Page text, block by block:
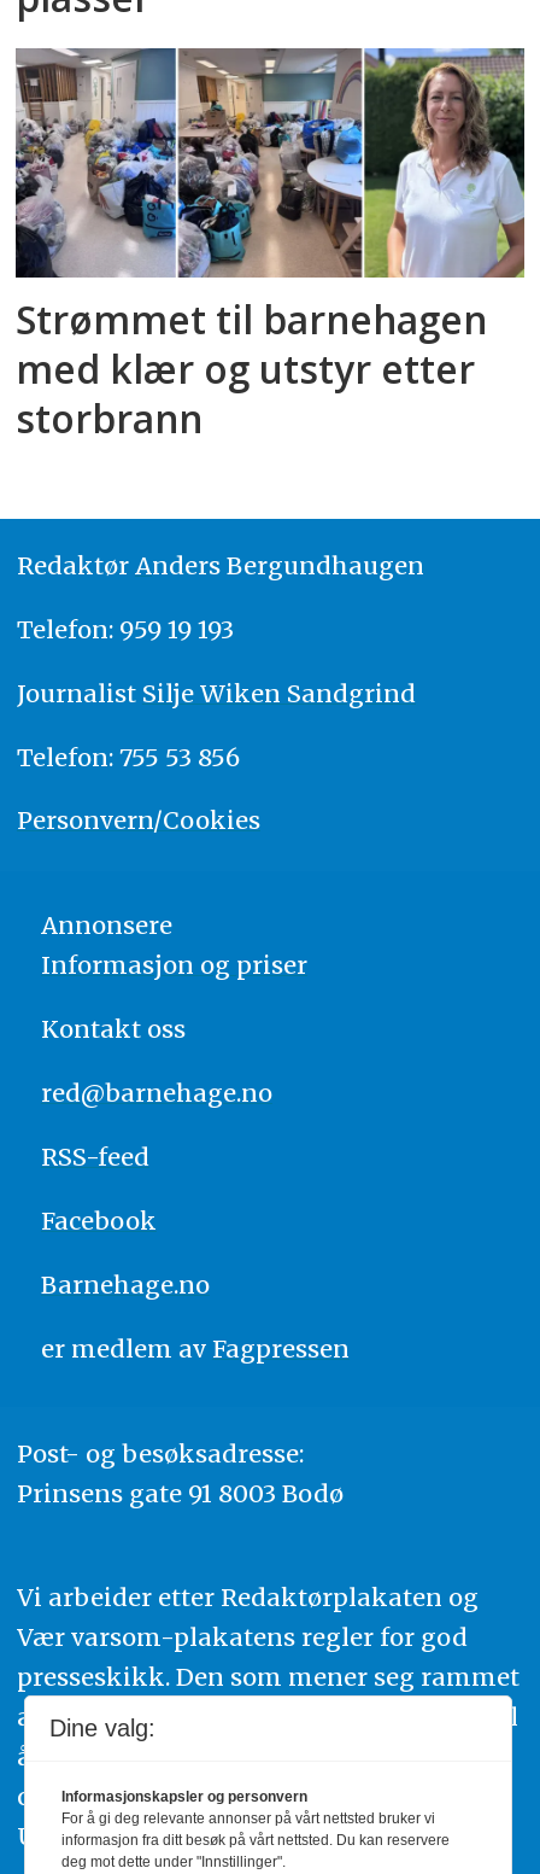
Strømmet til barnehagen
med klær og utstyr etter
storbrann
Redaktør Anders Bergundhaugen
Telefon: 959 19 193
Journalist Silje Wiken Sandgrind
Telefon: 755 53 856
Personvern/Cookies
Annonsere
Informasjon og priser
Kontakt oss
red@barnehage.no
RSS-feed
Facebook
Barnehage.no
er medlem av Fagpressen
Post- og besøksadresse:
Prinsens gate 91 8003 Bodø
Vi arbeider etter Redaktørplakaten og
Vær varsom-plakatens regler for god
presseskikk. Den som mener seg rammet
av urettmessig publisering, oppfordres til
å ta kontakt med redaksjonen. Du kan
også klage inn saker til Pressens Faglige
Utvalg,www.pfu.no.
Dine valg:
Informasjonskapsler og personvern
For å gi deg relevante annonser på vårt nettsted bruker vi
informasjon fra ditt besøk på vårt nettsted. Du kan reservere
deg mot dette under "Innstillinger".